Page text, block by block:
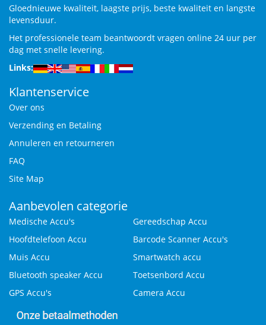
Gloednieuwe kwaliteit, laagste prijs, beste kwaliteit en langste
levensduur.
Het professionele team beantwoordt vragen online 24 uur per
dag met snelle levering.
Links:
Klantenservice
Over ons
Verzending en Betaling
Annuleren en retourneren
FAQ
Site Map
Aanbevolen categorie
Medische Accu's
Gereedschap Accu
Hoofdtelefoon Accu
Barcode Scanner Accu's
Muis Accu
Smartwatch accu
Bluetooth speaker Accu
Toetsenbord Accu
GPS Accu's
Camera Accu